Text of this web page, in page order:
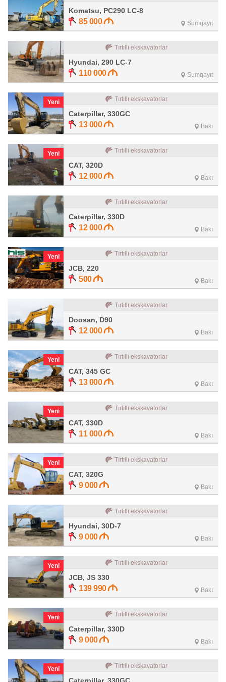
Komatsu, PC290 LC-8
85 000 Sumqayıt
Tırtıllı ekskavatorlar
Hyundai, 290 LC-7
110 000 Sumqayıt
Yeni Tırtıllı ekskavatorlar
Caterpillar, 330GC
13 000 Bakı
Yeni Tırtıllı ekskavatorlar
CAT, 320D
12 000 Bakı
Tırtıllı ekskavatorlar
Caterpillar, 330D
12 000 Bakı
Yeni Tırtıllı ekskavatorlar
JCB, 220
500 Bakı
Tırtıllı ekskavatorlar
Doosan, D90
12 000 Bakı
Yeni Tırtıllı ekskavatorlar
CAT, 345 GC
13 000 Bakı
Yeni Tırtıllı ekskavatorlar
CAT, 330D
11 000 Bakı
Yeni Tırtıllı ekskavatorlar
CAT, 320G
9 000 Bakı
Tırtıllı ekskavatorlar
Hyundai, 30D-7
9 000 Bakı
Yeni Tırtıllı ekskavatorlar
JCB, JS 330
139 990 Bakı
Yeni Tırtıllı ekskavatorlar
Caterpillar, 330D
9 000 Bakı
Yeni Tırtıllı ekskavatorlar